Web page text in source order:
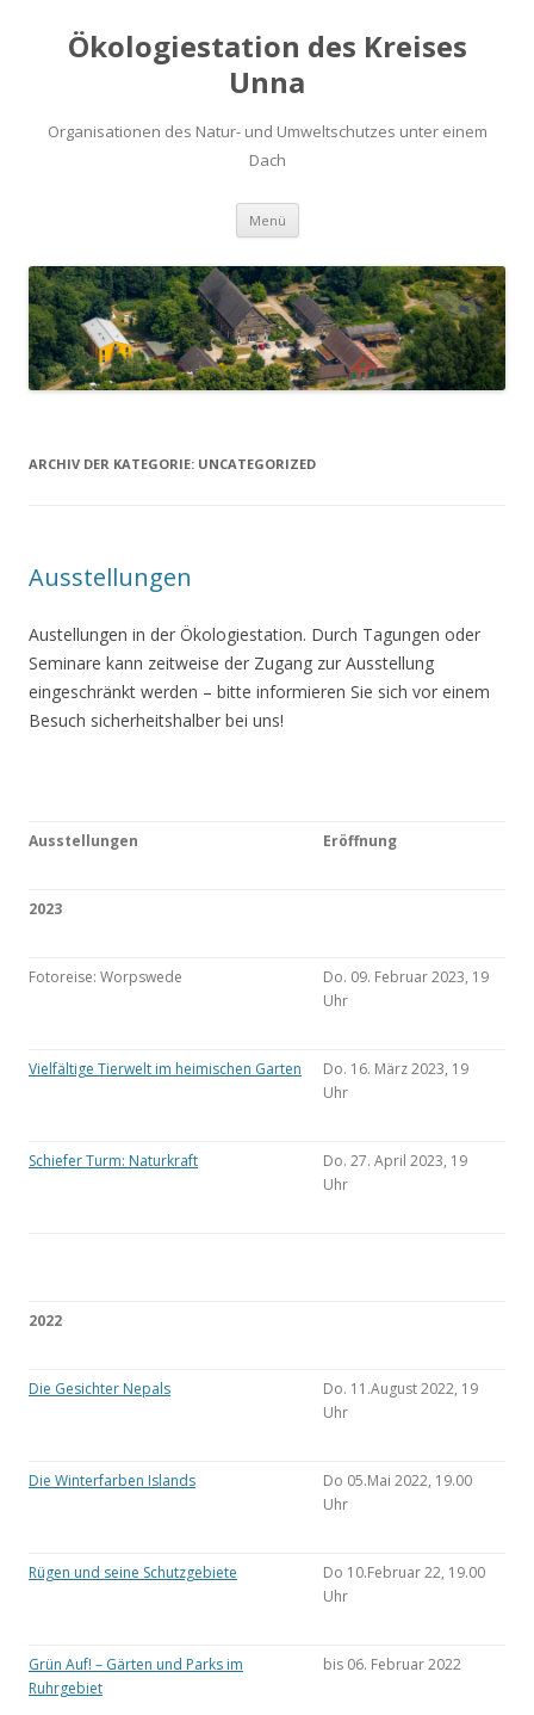
Ökologiestation des Kreises
Unna
Organisationen des Natur- und Umweltschutzes unter einem
Dach
Menü Zum
springen
ARCHIV DER KATEGORIE: UNCATEGORIZED
Ausstellungen
Austellungen in der Ökologiestation. Durch Tagungen oder
Seminare kann zeitweise der Zugang zur Ausstellung
eingeschränkt werden – bitte informieren Sie sich vor einem
Besuch sicherheitshalber bei uns!
Ausstellungen Eröffnung
2023
Fotoreise: Worpswede
Do. 09. Februar 2023, 19
Uhr
Vielfältige Tierwelt im heimischen Garten
Do. 16. März 2023, 19
Uhr
Schiefer Turm: Naturkraft
Do. 27. April 2023, 19
Uhr
2022
Die Gesichter Nepals
Do. 11.August 2022, 19
Uhr
Die Winterfarben Islands
Do 05.Mai 2022, 19.00
Uhr
Rügen und seine Schutzgebiete
Do 10.Februar 22, 19.00
Uhr
Grün Auf! – Gärten und Parks im
Ruhrgebiet
bis 06. Februar 2022